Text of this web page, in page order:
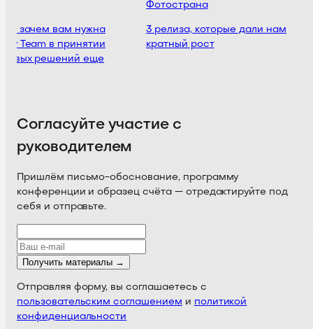
зачем вам нужна
Team в принятии
решений еще
Фотострана
3 релиза, которые дали нам
кратный рост
Согласуйте участие с
руководителем
Пришлём письмо-обоснование, программу
конференции и образец счёта — отредактируйте под
себя и отправьте.
Получить материалы →
Отправляя форму, вы соглашаетесь с
пользовательским соглашением и политикой
конфиденциальности